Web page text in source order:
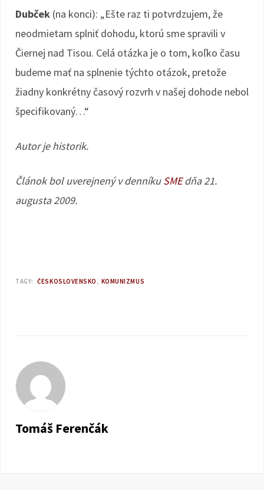
Dubček (na konci): „Ešte raz ti potvrdzujem, že
neodmietam splniť dohodu, ktorú sme spravili v
Čiernej nad Tisou. Celá otázka je o tom, koľko času
budeme mať na splnenie týchto otázok, pretože
žiadny konkrétny časový rozvrh v našej dohode nebol
špecifikovaný…“
Autor je historik.
Článok bol uverejnený v denníkuSMEdňa 21.
augusta 2009.
TAGY: ČESKOSLOVENSKO KOMUNIZMUS
Tomáš Ferenčák